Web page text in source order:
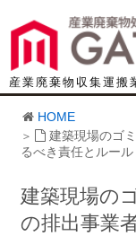
産業廃棄物収集運搬
HOME
建築現場のゴ
るべき責任とルール
建築現場の
の排出事業